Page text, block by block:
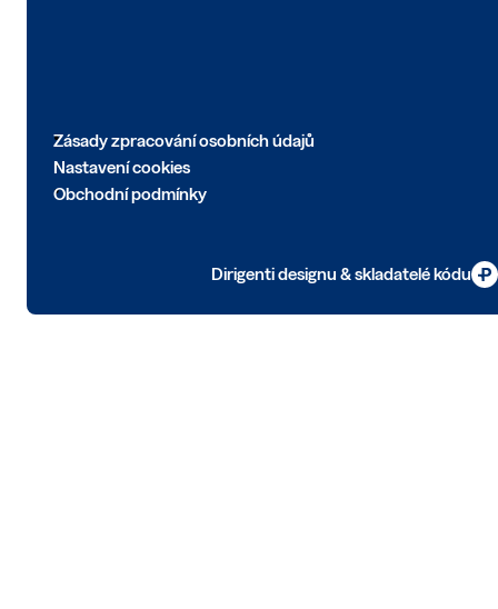
Zásady zpracování osobních údajů
Nastavení cookies
Obchodní podmínky
Dirigenti designu & skladatelé kódu